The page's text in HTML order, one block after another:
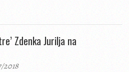
Zdenka Jurilja na